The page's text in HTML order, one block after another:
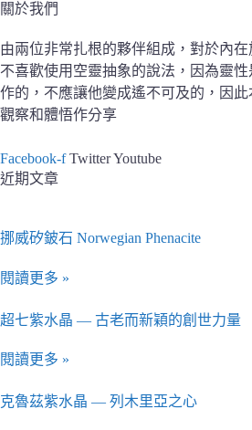
關於我們
由兩位非常扎根的夥伴組成，對於內在
不喜歡使用空靈抽象的說法，因為靈
作的，不應讓他變成遙不可及的，因
觀察和體悟作分享
Facebook-f TwitterYoutube
近期文章
挪威矽鈹石 Norwegian Phenacite
閱讀更多 »
超七紫水晶 — 古老而新穎的創世力量
閱讀更多 »
克魯茲紫水晶 — 列木里亞之心